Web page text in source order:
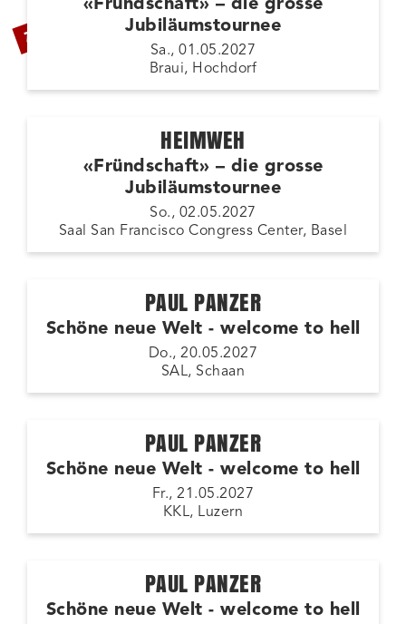
ZUSATZSHOW«Fründschaft» – die grosse
Jubiläumstournee
Sa., 01.05.2027
Braui, Hochdorf
HEIMWEH
«Fründschaft» – die grosse
Jubiläumstournee
So., 02.05.2027
Saal San Francisco Congress Center, Basel
PAUL PANZER
Schöne neue Welt - welcome to hell
Do., 20.05.2027
SAL, Schaan
PAUL PANZER
Schöne neue Welt - welcome to hell
Fr., 21.05.2027
KKL, Luzern
PAUL PANZER
Schöne neue Welt - welcome to hell